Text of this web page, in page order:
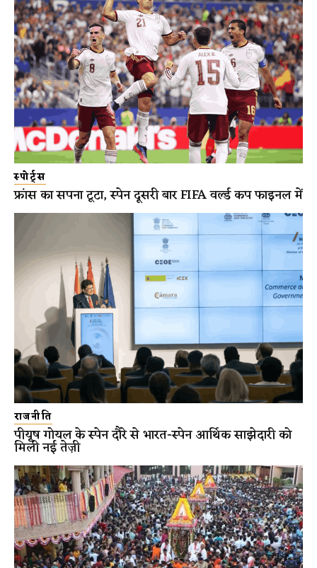
स्पोर्ट्स
फ्रांस का सपना टूटा, स्पेन दूसरी बार FIFA वर्ल्ड कप फाइनल में
राजनीति
पीयूष गोयल के स्पेन दौरे से भारत-स्पेन आर्थिक साझेदारी को
मिली नई तेज़ी